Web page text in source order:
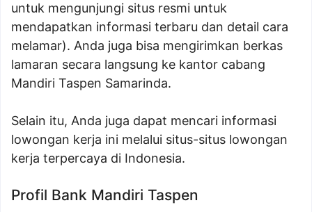
untuk mengunjungi situs resmi untuk
mendapatkan informasi terbaru dan detail cara
melamar). Anda juga bisa mengirimkan berkas
lamaran secara langsung ke kantor cabang
Mandiri Taspen Samarinda.
Selain itu, Anda juga dapat mencari informasi
lowongan kerja ini melalui situs-situs lowongan
kerja terpercaya di Indonesia.
Profil Bank Mandiri Taspen